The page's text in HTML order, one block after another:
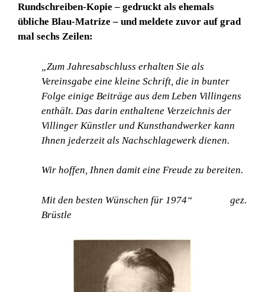
Rundschreiben-Kopie – gedruckt als ehemals
übliche Blau-Matrize – und meldete zuvor auf grad
mal sechs Zeilen:
„Zum Jahresabschluss erhalten Sie als
Vereinsgabe eine kleine Schrift, die in bunter
Folge einige Beiträge aus dem Leben Villingens
enthält. Das darin enthaltene Verzeichnis der
Villinger Künstler und Kunsthandwerker kann
Ihnen jederzeit als Nachschlagewerk dienen.
Wir hoffen, Ihnen damit eine Freude zu bereiten.
Mit den besten Wünschen für 1974“ gez.
Brüstle